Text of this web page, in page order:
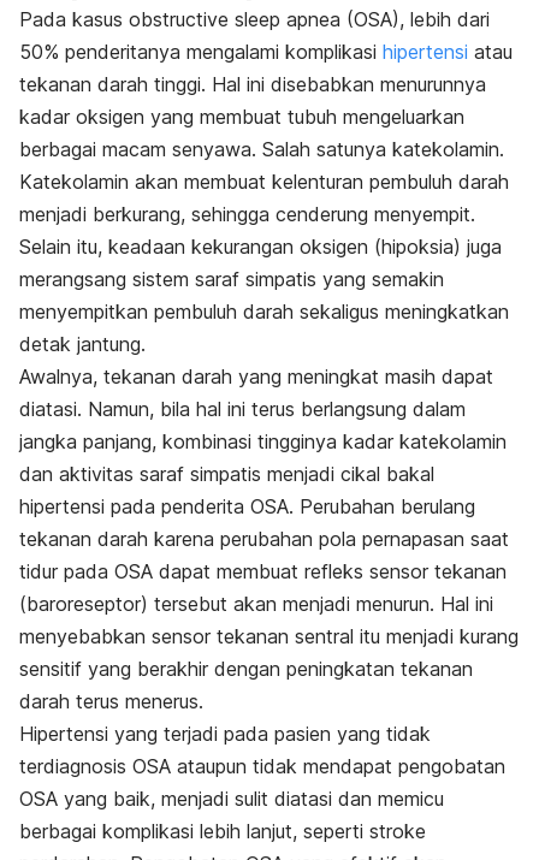
Pada kasus obstructive sleep apnea (OSA), lebih dari
50% penderitanya mengalami komplikasi hipertensi atau
tekanan darah tinggi. Hal ini disebabkan menurunnya
kadar oksigen yang membuat tubuh mengeluarkan
berbagai macam senyawa. Salah satunya katekolamin.
Katekolamin akan membuat kelenturan pembuluh darah
menjadi berkurang, sehingga cenderung menyempit.
Selain itu, keadaan kekurangan oksigen (hipoksia) juga
merangsang sistem saraf simpatis yang semakin
menyempitkan pembuluh darah sekaligus meningkatkan
detak jantung.
Awalnya, tekanan darah yang meningkat masih dapat
diatasi. Namun, bila hal ini terus berlangsung dalam
jangka panjang, kombinasi tingginya kadar katekolamin
dan aktivitas saraf simpatis menjadi cikal bakal
hipertensi pada penderita OSA. Perubahan berulang
tekanan darah karena perubahan pola pernapasan saat
tidur pada OSA dapat membuat refleks sensor tekanan
(baroreseptor) tersebut akan menjadi menurun. Hal ini
menyebabkan sensor tekanan sentral itu menjadi kurang
sensitif yang berakhir dengan peningkatan tekanan
darah terus menerus.
Hipertensi yang terjadi pada pasien yang tidak
terdiagnosis OSA ataupun tidak mendapat pengobatan
OSA yang baik, menjadi sulit diatasi dan memicu
berbagai komplikasi lebih lanjut, seperti stroke